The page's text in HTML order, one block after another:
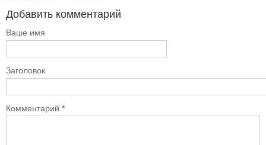
Добавить комментарий
Ваше имя
Заголовок
Комментарий *